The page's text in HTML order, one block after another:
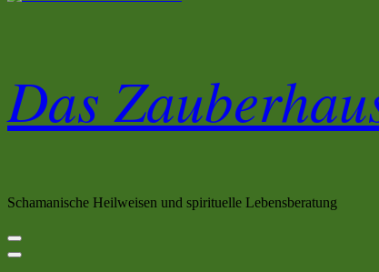
Das
Schamanische Heilweisen und spirituelle Lebensberatung